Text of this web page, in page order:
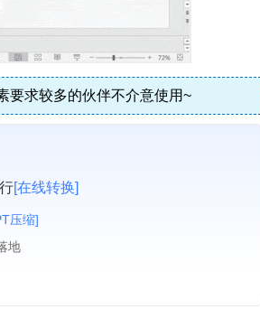
要求较多的伙伴不介意使用~
[在线转换]
压缩]
地